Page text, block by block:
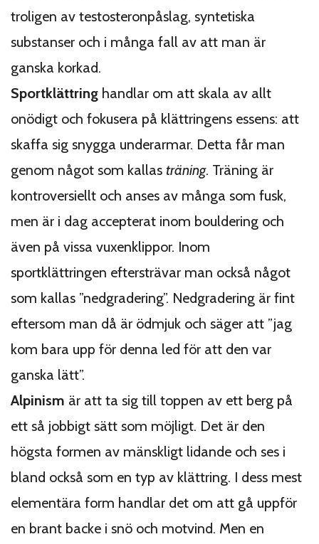
troligen av testosteronpåslag, syntetiska
substanser och i många fall av att man är
ganska korkad.
Sportklättring handlar om att skala av allt
onödigt och fokusera på klättringens essens: att
skaffa sig snygga underarmar. Detta får man
genom något som kallas träning. Träning är
kontroversiellt och anses av många som fusk,
men är i dag accepterat inom bouldering och
även på vissa vuxenklippor. Inom
sportklättringen eftersträvar man också något
som kallas ”nedgradering”. Nedgradering är fint
eftersom man då är ödmjuk och säger att ”jag
kom bara upp för denna led för att den var
ganska lätt”.
Alpinism är att ta sig till toppen av ett berg på
ett så jobbigt sätt som möjligt. Det är den
högsta formen av mänskligt lidande och ses i
bland också som en typ av klättring. I dess mest
elementära form handlar det om att gå uppför
en brant backe i snö och motvind. Men en